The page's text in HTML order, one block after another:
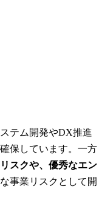
テム開発やDX推進
保しています。一方
スクや、優秀なエン
事業リスクとして開